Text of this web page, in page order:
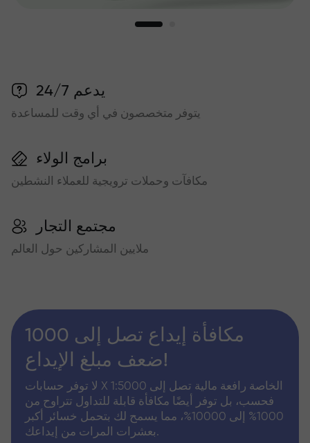
يدعم 24/7
يتوفر متخصصون في أي وقت للمساعدة
برامج الولاء
مكافآت وحملات ترويجية للعملاء النشطين
مجتمع التجار
ملايين المشاركين حول العالم
مكافأة إيداع تصل إلى 1000
ضعف مبلغ الإيداع!
لا توفر حسابات X الخاصة رافعة مالية تصل إلى 1:5000
فحسب، بل توفر أيضًا مكافأة قابلة للتداول تتراوح من
1000% إلى 10000%، مما يسمح لك بتحمل خسائر أكبر
بعشرات المرات من إيداعك.